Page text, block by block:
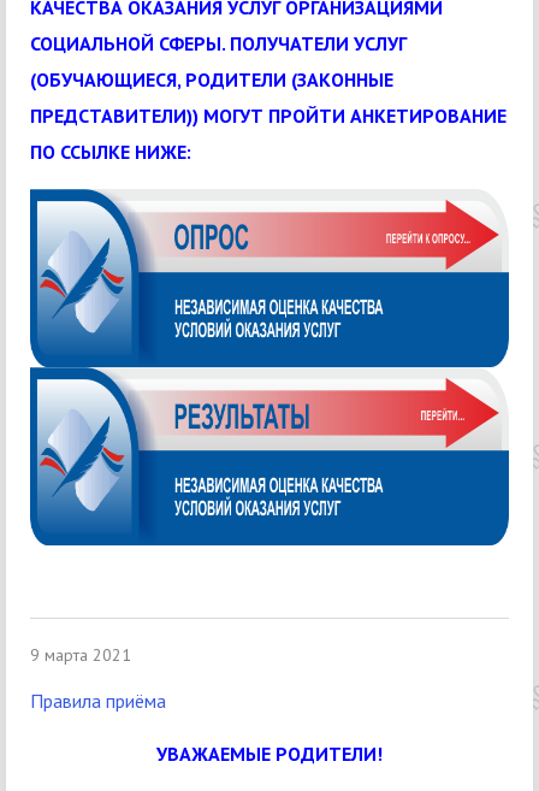
КАЧЕСТВА ОКАЗАНИЯ УСЛУГ ОРГАНИЗАЦИЯМИ
СОЦИАЛЬНОЙ СФЕРЫ. ПОЛУЧАТЕЛИ УСЛУГ
(ОБУЧАЮЩИЕСЯ, РОДИТЕЛИ (ЗАКОННЫЕ
ПРЕДСТАВИТЕЛИ)) МОГУТ ПРОЙТИ АНКЕТИРОВАНИЕ
ПО ССЫЛКЕ НИЖЕ:
9 марта 2021
Правила приёма
УВАЖАЕМЫЕ РОДИТЕЛИ!